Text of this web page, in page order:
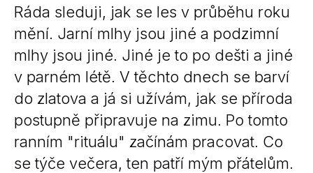
Ráda sleduji, jak se les v průběhu roku
mění. Jarní mlhy jsou jiné a podzimní
mlhy jsou jiné. Jiné je to po dešti a jiné
v parném létě. V těchto dnech se barví
do zlatova a já si užívám, jak se příroda
postupně připravuje na zimu. Po tomto
ranním "rituálu" začínám pracovat. Co
se týče večera, ten patří mým přátelům.